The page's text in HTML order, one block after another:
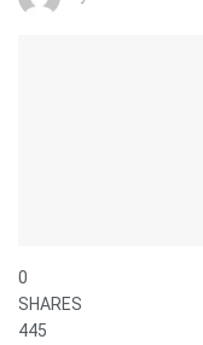
0
SHARES
445